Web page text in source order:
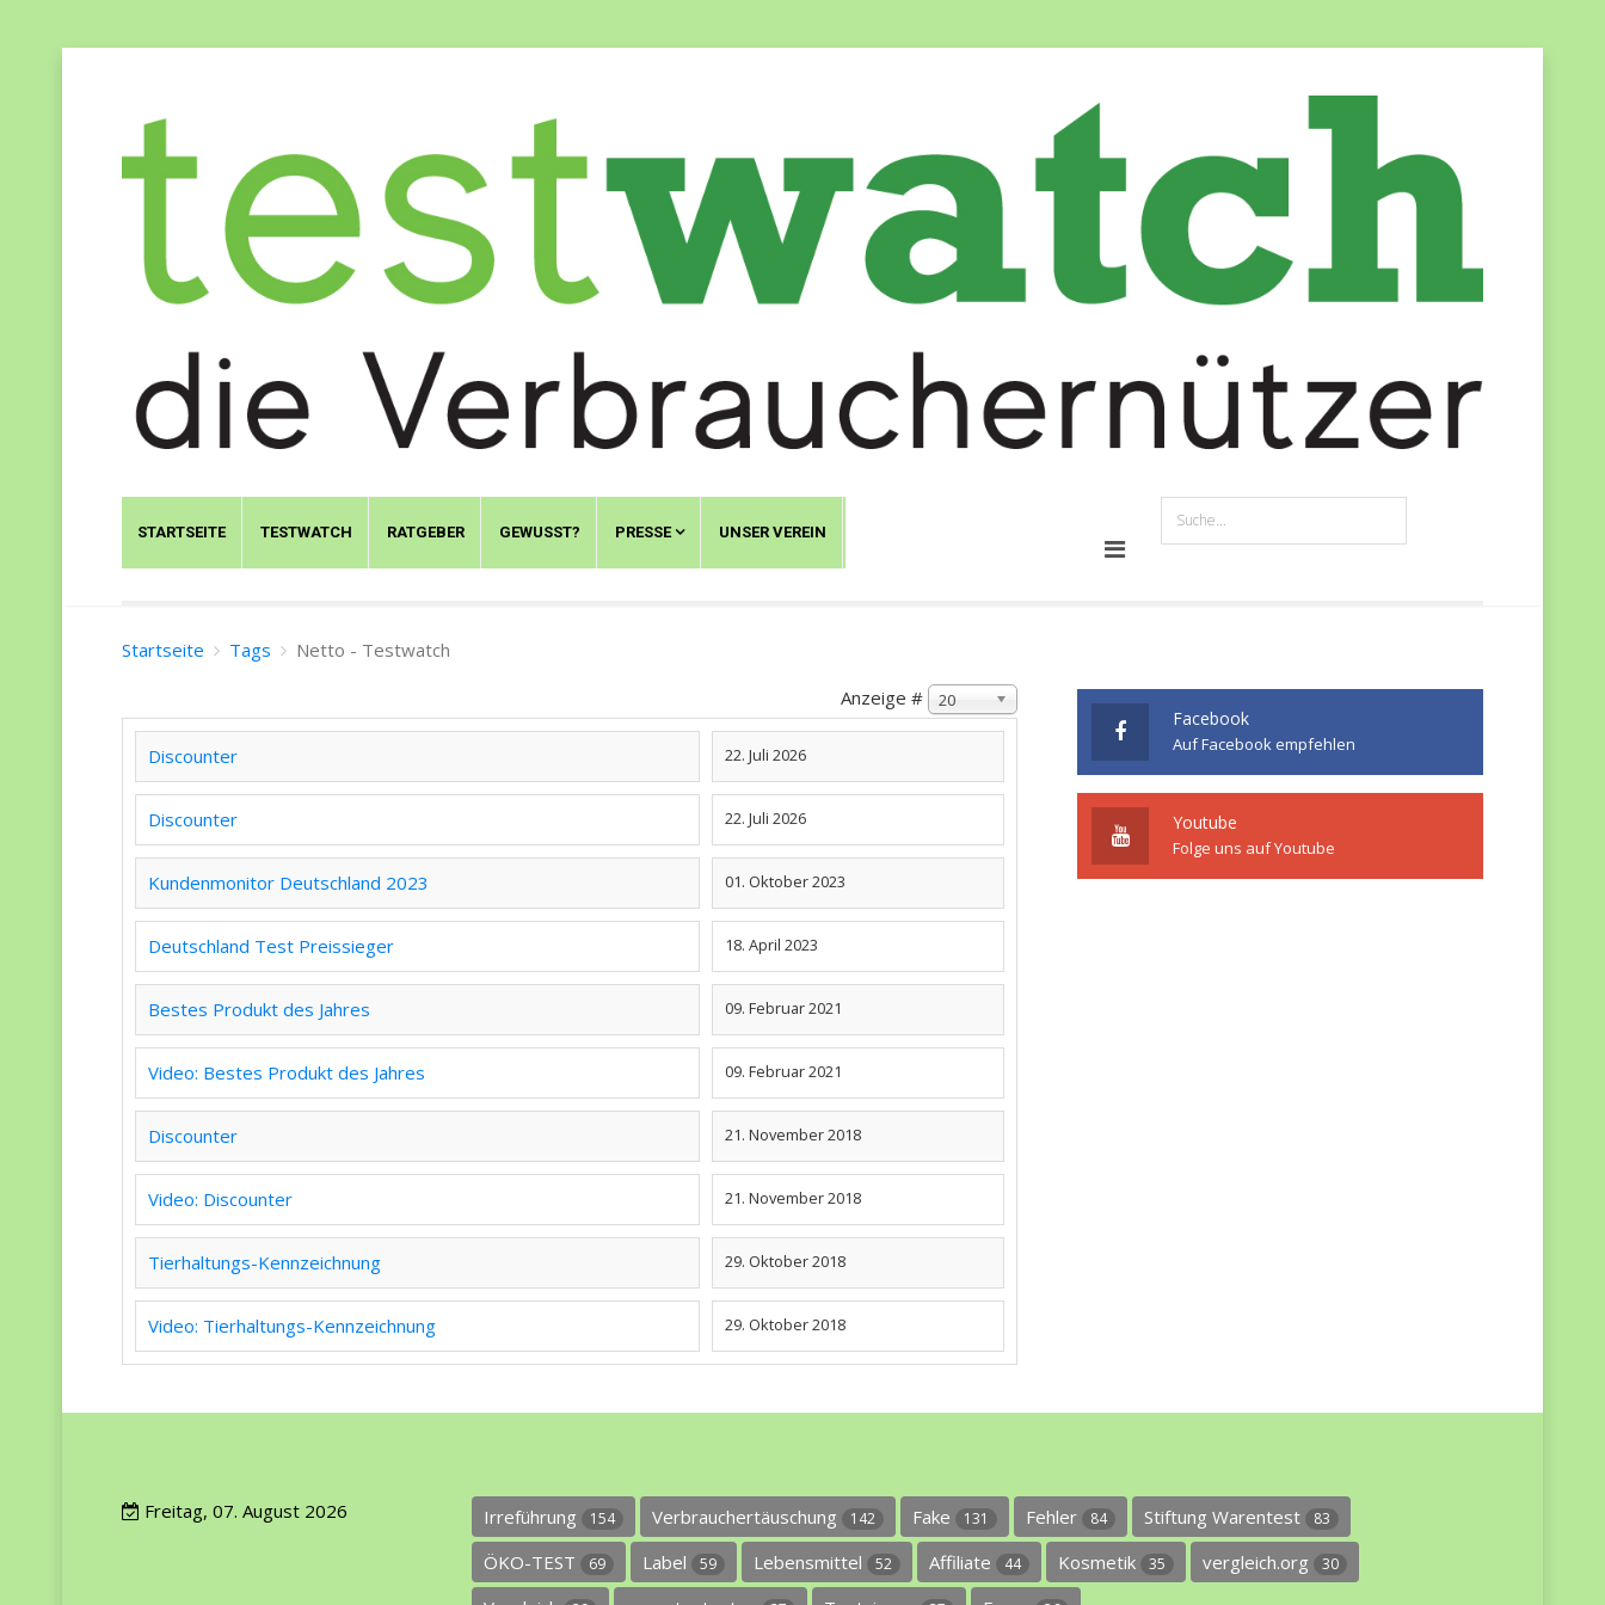
STARTSEITE TESTWATCH RATGEBER GEWUSST? PRESSE UNSER VEREIN
Startseite Tags
Netto - Testwatch
Anzeige #
20
Discounter 22. Juli 2026
Discounter 22. Juli 2026
Kundenmonitor Deutschland 2023 01. Oktober 2023
Deutschland Test Preissieger 18. April 2023
Bestes Produkt des Jahres 09. Februar 2021
Video: Bestes Produkt des Jahres 09. Februar 2021
Discounter 21. November 2018
Video: Discounter 21. November 2018
Tierhaltungs-Kennzeichnung 29. Oktober 2018
Video: Tierhaltungs-Kennzeichnung 29. Oktober 2018
Facebook
Auf Facebook empfehlen
Youtube
Folge uns auf Youtube
Freitag, 07. August 2026 Irreführung 154 Verbrauchertäuschung 142 Fake 131 Fehler 84 Stiftung Warentest 83
ÖKO-TEST 69 Label 59 Lebensmittel 52 Affiliate 44 Kosmetik 35 vergleich.org 30